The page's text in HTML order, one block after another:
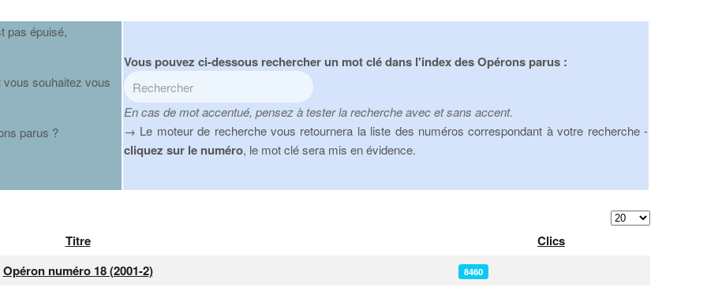
pas épuisé,
souhaitez vous
parus ?
Vous pouvez ci-dessous rechercher un mot clé dans l'index des Opérons parus :
En cas de mot accentué, pensez à tester la recherche avec et sans accent.
→ Le moteur de recherche vous retournera la liste des numéros correspondant à votre recherche -
cliquez sur le numéro, le mot clé sera mis en évidence.
Afficher #
Titre
Clics
Opéron numéro 18 (2001-2)
8460